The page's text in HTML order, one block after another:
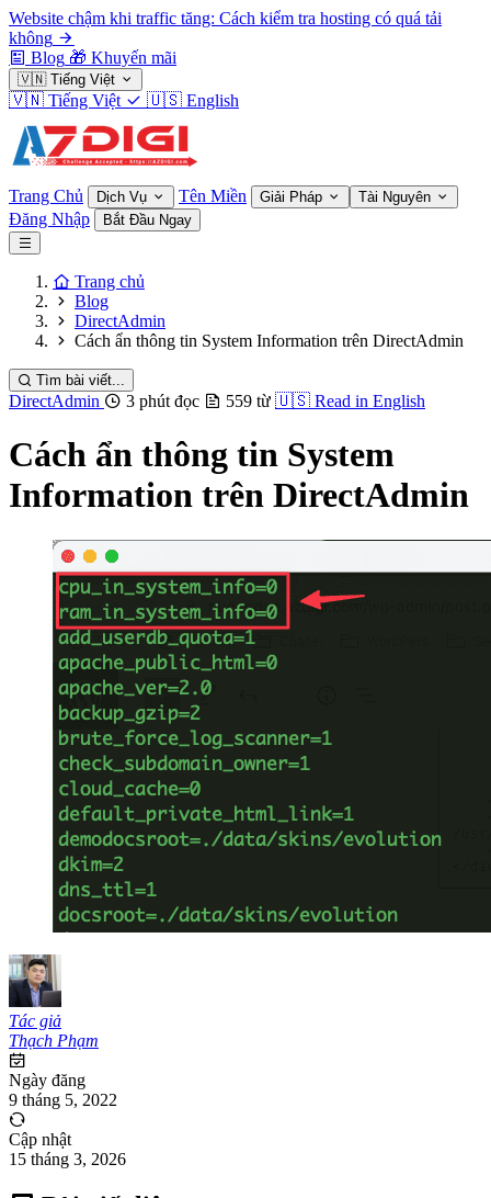
Website chậm khi traffic tăng: Cách kiểm tra hosting có quá tải
không
Blog 🎁 Khuyến mãi
🇻🇳 Tiếng Việt
🇻🇳 Tiếng Việt 🇺🇸 English
Trang Chủ Dịch Vụ Tên Miền Giải Pháp Tài Nguyên
Đăng Nhập Bắt Đầu Ngay
Trang chủ
Blog
DirectAdmin
Cách ẩn thông tin System Information trên DirectAdmin
Tìm bài viết...
DirectAdmin 3 phút đọc 559 từ 🇺🇸 Read in English
Cách ẩn thông tin System
Information trên DirectAdmin
Tác giả
Thạch Phạm
Ngày đăng
9 tháng 5, 2022
Cập nhật
15 tháng 3, 2026